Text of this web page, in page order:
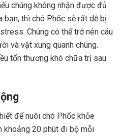
chúng không nhận được đủ
bạn, thì chó Phốc sẽ rất dễ bị
Chúng có thể trở nên cáu
và vật xung quanh chúng.
tổn thương khó chữa trị sau
để nuôi chó Phốc khỏe
khoảng 20 phút đi bộ mỗi